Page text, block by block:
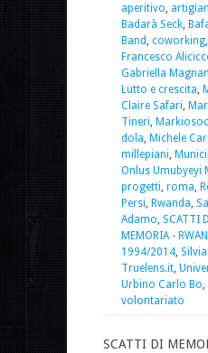
aperitivo,
Badarà Seck,
Band , coworking,
Francesco
Gabriella
Lutto e crescita,
Claire Safari,
Tineri,
dola, Michele
millepiani,
Onlus Umubyeyi
progetti, roma,
Persi, Rwanda,
Adamo, SCATTI
MEMORIA -
1994/2014,
Truelens.it,
Urbino Carlo Bo,
volontariato
SCATTI DI